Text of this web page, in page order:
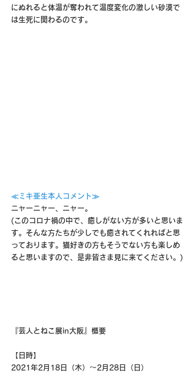
にぬれると体温が奪われて温度変化の激しい砂漠で
は生死に関わるのです。
≪ミキ亜生本人コメント≫
ニャーニャー、ニャー。
(このコロナ禍の中で、癒しがない方が多いと思いま
す。そんな方たちが少しでも癒されてくれればと思
っております。猫好きの方もそうでない方も楽しめ
ると思いますので、是非皆さま見に来てください。)
『芸人とねこ展in大阪』概要
【日時】
2021年2月18日（木）～2月28日（日）